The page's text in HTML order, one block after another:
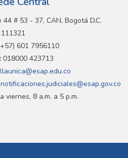
44 # 53 - 37, CAN, Bogotá D.C.
111321
601 7956110
018000 423713
notificaciones.judiciales@esap.gov.co
viernes, 8 a.m. a 5 p.m.